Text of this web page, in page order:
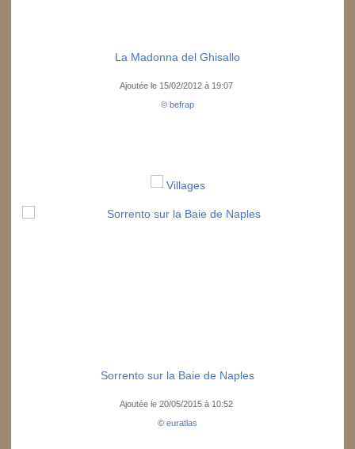
La Madonna del Ghisallo
Ajoutée le 15/02/2012 à 19:07
© befrap
Villages
Sorrento sur la Baie de Naples
Ajoutée le 20/05/2015 à 10:52
© euratlas